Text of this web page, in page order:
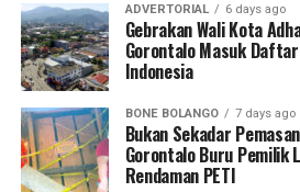
Koordinator Desa KKN-PK UNG
Mohamad Nur, menyampaikan
teknis pelayanan medis, mahasiswa
edukator kesehatan masyarakat.
Penyuluhan difokuskan pada
penularan, pengenalan gejala
ADVERTORIAL 6 days ago
Gebrakan Wali Kota
Gorontalo Masuk
Indonesia
BONE BOLANGO 7 days ago
Bukan Sekadar
Gorontalo Buru Pemilik
Rendaman PETI